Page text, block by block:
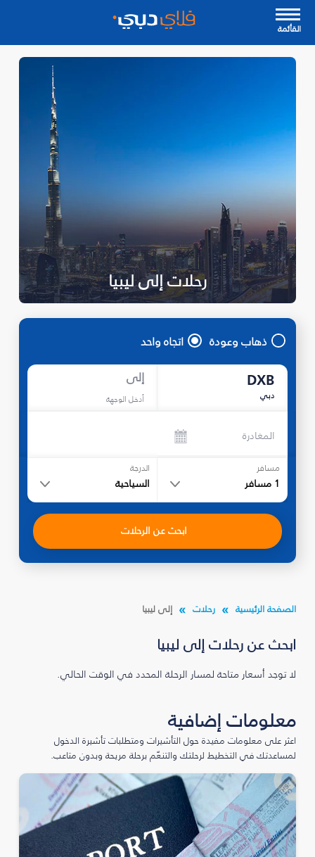
القأئمة
رحلات إلى ليبيا
ذهاب وعودة اتجاه واحد
DXB
دبي
إلى
أدخل الوجهة
المغادرة
مسافر
1 مسافر
الدرجة
السياحية
ابحث عن الرحلات
الصفحة الرئيسية رحلات إلى ليبيا
ابحث عن رحلات إلى ليبيا
لا توجد أسعار متاحة لمسار الرحلة المحدد في الوقت الحالي.
معلومات إضافية
اعثر على معلومات مفيدة حول التأشيرات ومتطلبات تأشيرة الدخول
لمساعدتك في التخطيط لرحلتك والتنعّم برحلة مريحة وبدون متاعب.